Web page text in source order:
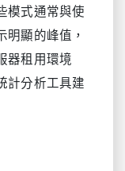
模式通常與使
顯的峰值，
器租用環境
計分析工具建